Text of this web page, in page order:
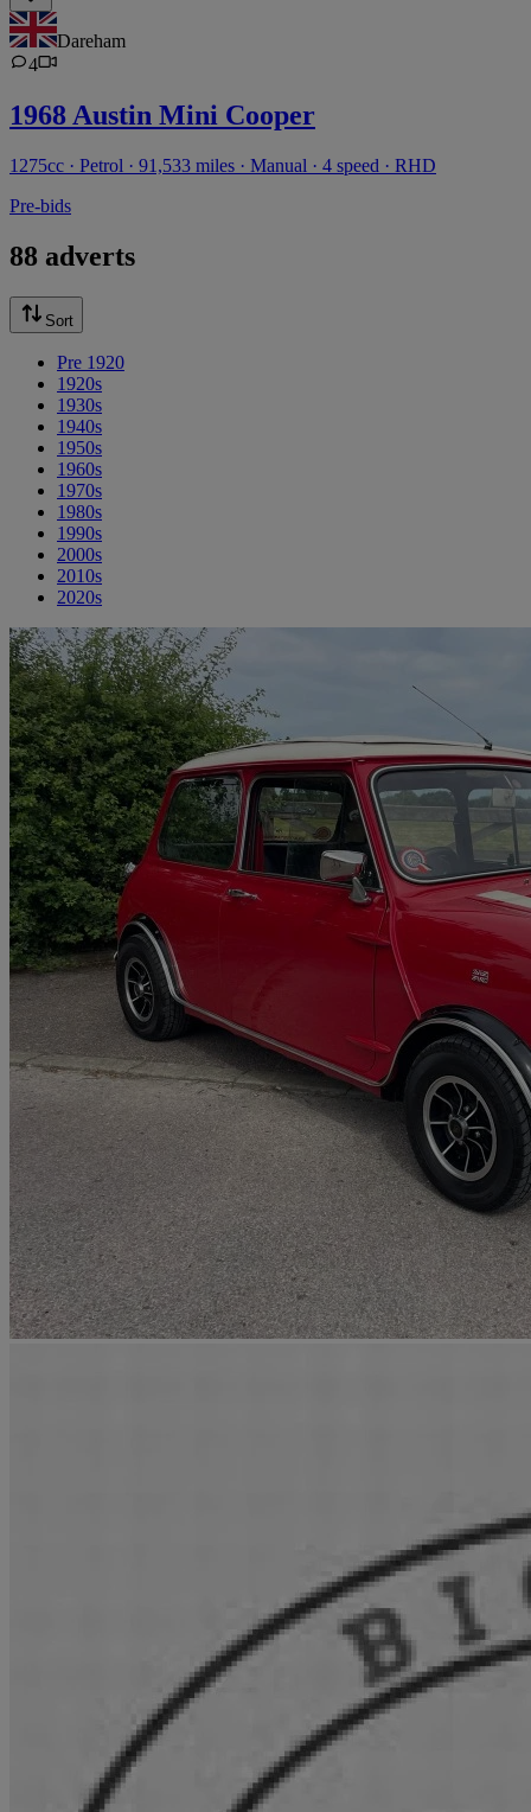
Dareham
4
1968 Austin Mini Cooper
1275cc · Petrol · 91,533 miles · Manual · 4 speed · RHD
Pre-bids
88 adverts
Sort
Pre 1920
1920s
1930s
1940s
1950s
1960s
1970s
1980s
1990s
2000s
2010s
2020s